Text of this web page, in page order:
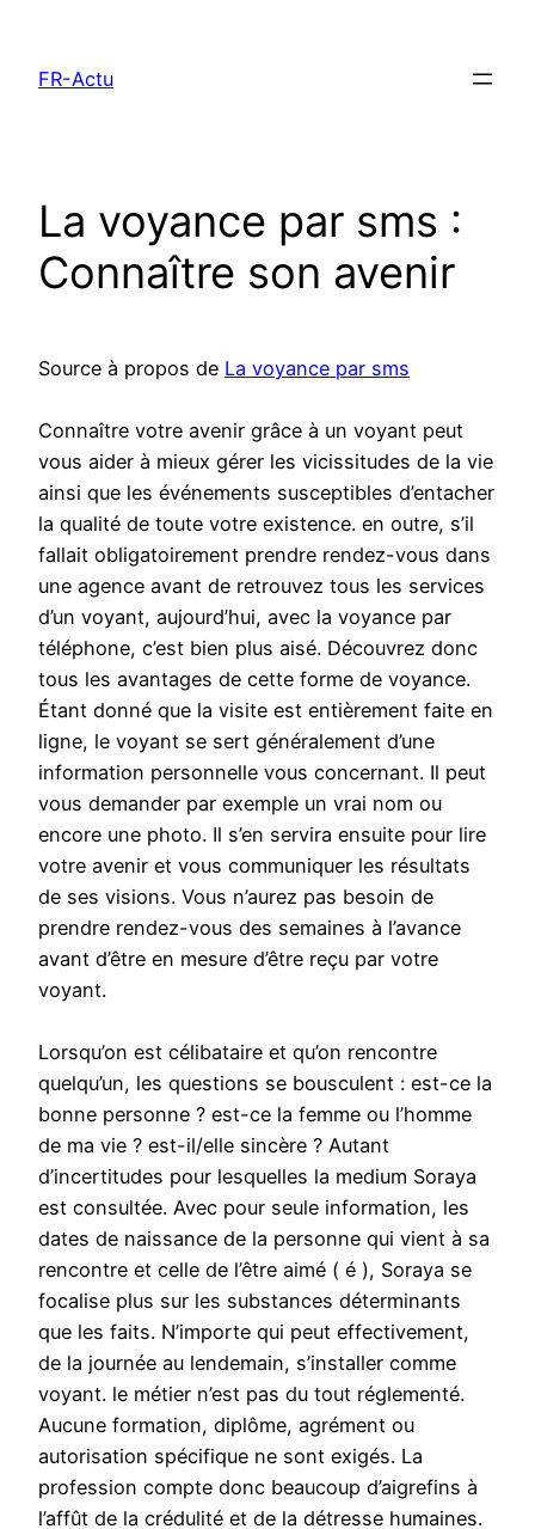
contenu
FR-Actu
La voyance par sms :
Connaître son avenir
Source à propos de La voyance par sms
Connaître votre avenir grâce à un voyant peut
vous aider à mieux gérer les vicissitudes de la vie
ainsi que les événements susceptibles d’entacher
la qualité de toute votre existence. en outre, s’il
fallait obligatoirement prendre rendez-vous dans
une agence avant de retrouvez tous les services
d’un voyant, aujourd’hui, avec la voyance par
téléphone, c’est bien plus aisé. Découvrez donc
tous les avantages de cette forme de voyance.
Étant donné que la visite est entièrement faite en
ligne, le voyant se sert généralement d’une
information personnelle vous concernant. Il peut
vous demander par exemple un vrai nom ou
encore une photo. Il s’en servira ensuite pour lire
votre avenir et vous communiquer les résultats
de ses visions. Vous n’aurez pas besoin de
prendre rendez-vous des semaines à l’avance
avant d’être en mesure d’être reçu par votre
voyant.
Lorsqu’on est célibataire et qu’on rencontre
quelqu’un, les questions se bousculent : est-ce la
bonne personne ? est-ce la femme ou l’homme
de ma vie ? est-il/elle sincère ? Autant
d’incertitudes pour lesquelles la medium Soraya
est consultée. Avec pour seule information, les
dates de naissance de la personne qui vient à sa
rencontre et celle de l’être aimé ( é ), Soraya se
focalise plus sur les substances déterminants
que les faits. N’importe qui peut effectivement,
de la journée au lendemain, s’installer comme
voyant. le métier n’est pas du tout réglementé.
Aucune formation, diplôme, agrément ou
autorisation spécifique ne sont exigés. La
profession compte donc beaucoup d’aigrefins à
l’affût de la crédulité et de la détresse humaines.